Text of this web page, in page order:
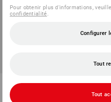
e.s. T-shirt fonctionnel signal.
Pour obtenir plus d'informations,
confidentialité.
Configurer
Tout
Tout